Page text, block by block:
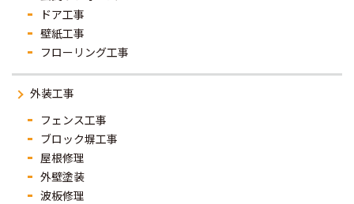
ドア工事
壁紙工事
フローリング工事
外装工事
フェンス工事
ブロック塀工事
屋根修理
外壁塗装
波板修理